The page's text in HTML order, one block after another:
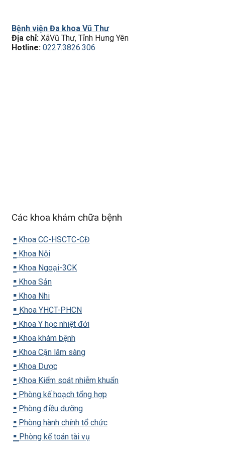
Bệnh viện Đa khoa Vũ Thư
Địa chỉ: XãVũ Thư, Tỉnh Hưng Yên
Hotline: 0227.3826.306
Các khoa khám chữa bệnh
▪️ Khoa CC-HSCTC-CĐ
▪️ Khoa Nội
▪️ Khoa Ngoại-3CK
▪️ Khoa Sản
▪️ Khoa Nhi
▪️ Khoa YHCT-PHCN
▪️ Khoa Y học nhiệt đới
▪️ Khoa khám bệnh
▪️ Khoa Cận lâm sàng
▪️ Khoa Dược
▪️ Khoa Kiểm soát nhiễm khuẩn
▪️ Phòng kế hoạch tổng hợp
▪️ Phòng điều dưỡng
▪️ Phòng hành chính tổ chức
▪️ Phòng kế toán tài vụ